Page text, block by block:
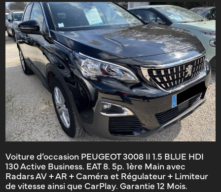
Voiture d’occasion PEUGEOT 3008 II 1.5 BLUE HDI
130 Active Business. EAT 8. 5p. 1ère Main avec
Radars AV + AR + Caméra et Régulateur + Limiteur
de vitesse ainsi que CarPlay. Garantie 12 Mois.